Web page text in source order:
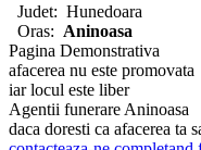
Judet: Hunedoara
Oras: Aninoasa
Pagina Demonstrativa
afacerea nu este promovata
iar locul este liber
Agentii funerare Aninoasa
daca doresti ca afacerea ta